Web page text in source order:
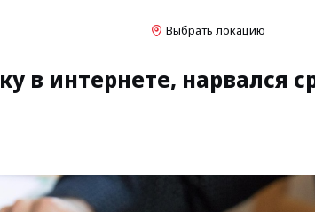
Выбрать локацию
в интернете, нарвался